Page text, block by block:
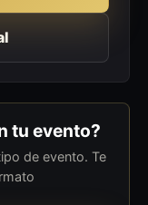
tu evento?
de evento. Te